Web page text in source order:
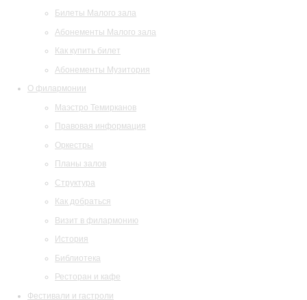
Билеты Малого зала
Абонементы Малого зала
Как купить билет
Абонементы Музитория
О филармонии
Маэстро Темирканов
Правовая информация
Оркестры
Планы залов
Структура
Как добраться
Визит в филармонию
История
Библиотека
Ресторан и кафе
Фестивали и гастроли